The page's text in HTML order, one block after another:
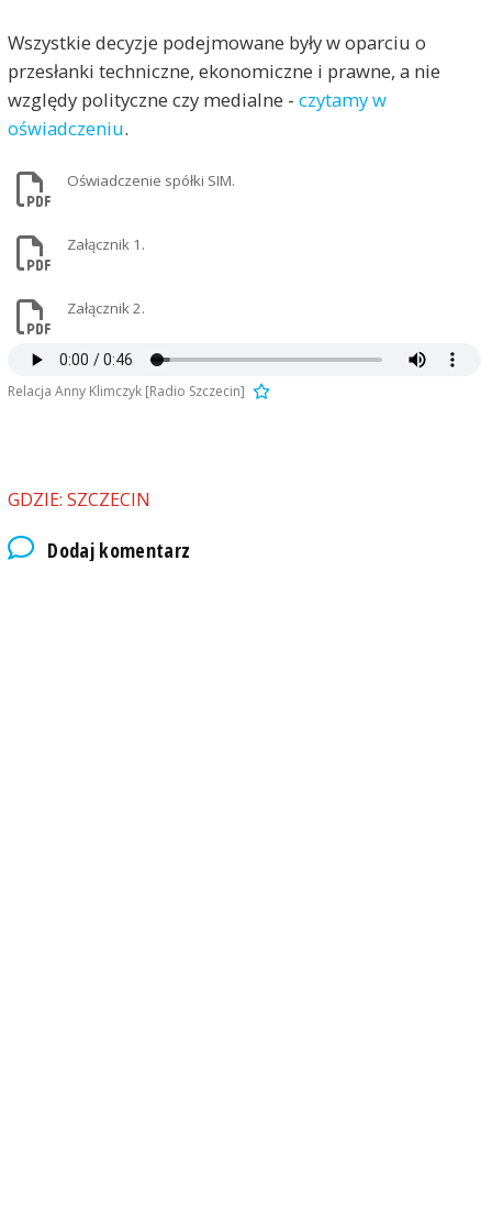
Wszystkie decyzje podejmowane były w oparciu o
przesłanki techniczne, ekonomiczne i prawne, a nie
względy polityczne czy medialne - czytamy w
oświadczeniu.
Oświadczenie spółki SIM.
Załącznik 1.
Załącznik 2.
Relacja Anny Klimczyk [Radio Szczecin]
GDZIE: SZCZECIN
Dodaj komentarz